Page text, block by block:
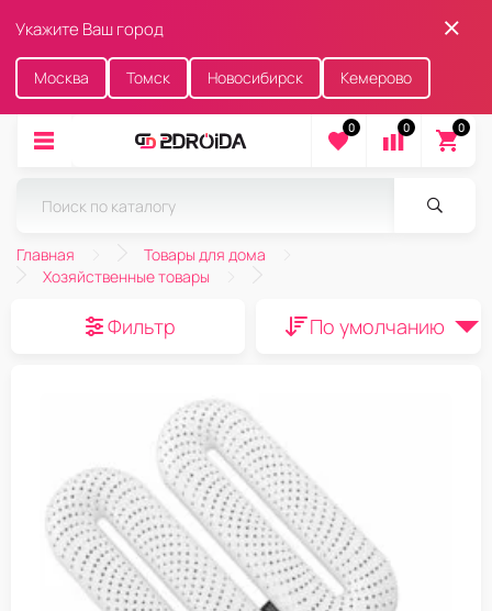
Укажите Ваш город
Москва Томск Новосибирск Кемерово
0 0 0
Главная
Товары для дома
Хозяйственные товары
Фильтр По умолчанию